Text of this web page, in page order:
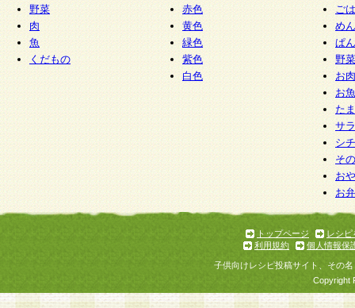
野菜
肉
魚
くだもの
赤色
黄色
緑色
紫色
白色
ご
めん
ぱん
野
お
お
た
サ
シ
そ
お
お
トップページ
レシピ
利用規約
個人情報保
子供向けレシピ投稿サイト、その
Copyright